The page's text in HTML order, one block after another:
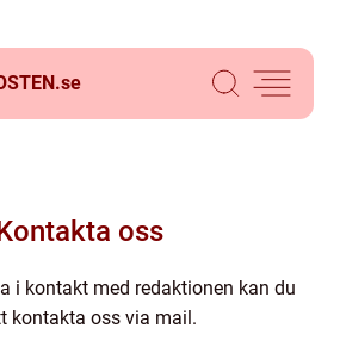
se
oss
i kontakt med redaktionen kan du
kontakta oss via mail.